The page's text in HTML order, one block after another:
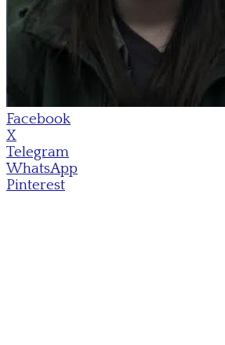
Facebook
X
Telegram
WhatsApp
Pinterest